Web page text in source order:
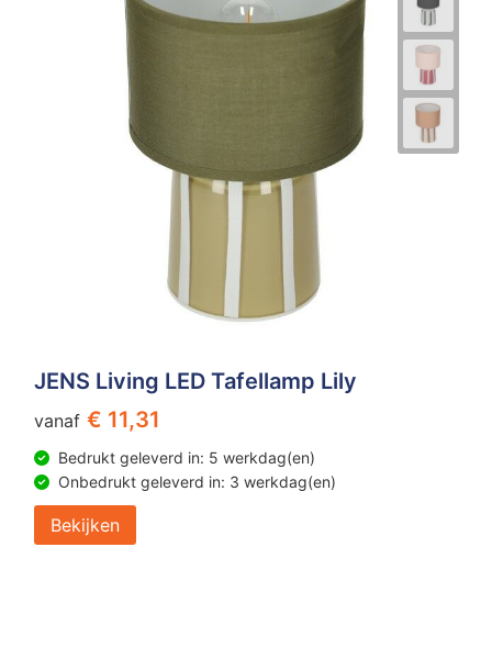
JENS Living LED Tafellamp Lily
vanaf € 11,31
Bedrukt geleverd in: 5 werkdag(en)
Onbedrukt geleverd in: 3 werkdag(en)
Bekijken